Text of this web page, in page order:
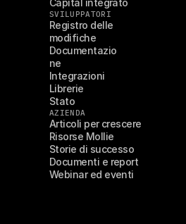
Capital integrato
SVILUPPATORI
Registro delle
modifiche
Documentazio
ne
Integrazioni
Librerie
Stato
AZIENDA
Articoli per crescere
Risorse Mollie
Storie di successo
Documenti e report
Webinar ed eventi